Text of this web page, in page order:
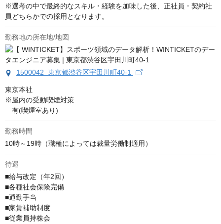
※選考の中で最終的なスキル・経験を加味した後、正社員・契約社
員どちらかでの採用となります。
勤務地の所在地/地図
1500042 東京都渋谷区宇田川町40-1
東京本社
※屋内の受動喫煙対策
有(喫煙室あり)
勤務時間
10時～19時（職種によっては裁量労働制適用）
待遇
■給与改定（年2回）
■各種社会保険完備
■通勤手当
■家賃補助制度
■従業員持株会